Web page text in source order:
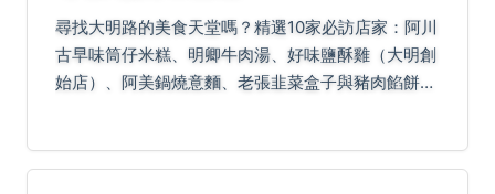
尋找大明路的美食天堂嗎？精選10家必訪店家：阿川
古早味筒仔米糕、明卿牛肉湯、好味鹽酥雞（大明創
始店）、阿美鍋燒意麵、老張韭菜盒子與豬肉餡餅、
有，還...